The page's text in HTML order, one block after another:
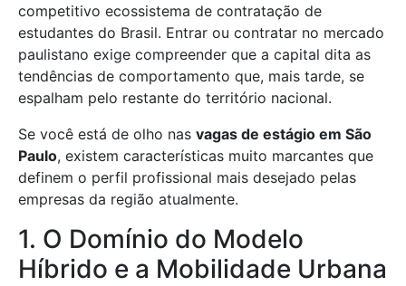
competitivo ecossistema de contratação de
estudantes do Brasil. Entrar ou contratar no mercado
paulistano exige compreender que a capital dita as
tendências de comportamento que, mais tarde, se
espalham pelo restante do território nacional.
Se você está de olho nas vagas de estágio em São
Paulo, existem características muito marcantes que
definem o perfil profissional mais desejado pelas
empresas da região atualmente.
1. O Domínio do Modelo
Híbrido e a Mobilidade Urbana